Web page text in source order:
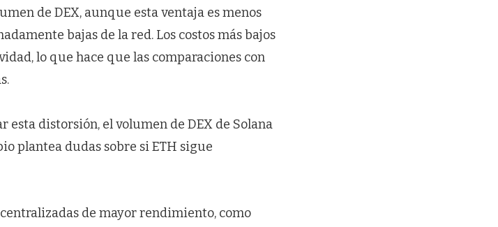
de DEX, aunque esta ventaja es menos
bajas de la red. Los costos más bajos
lo que hace que las comparaciones con
esta distorsión, el volumen de DEX de Solana
plantea dudas sobre si ETH sigue
de mayor rendimiento, como